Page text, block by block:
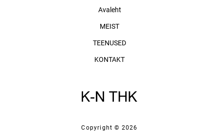
Avaleht
MEIST
TEENUSED
KONTAKT
Copyright © 2026